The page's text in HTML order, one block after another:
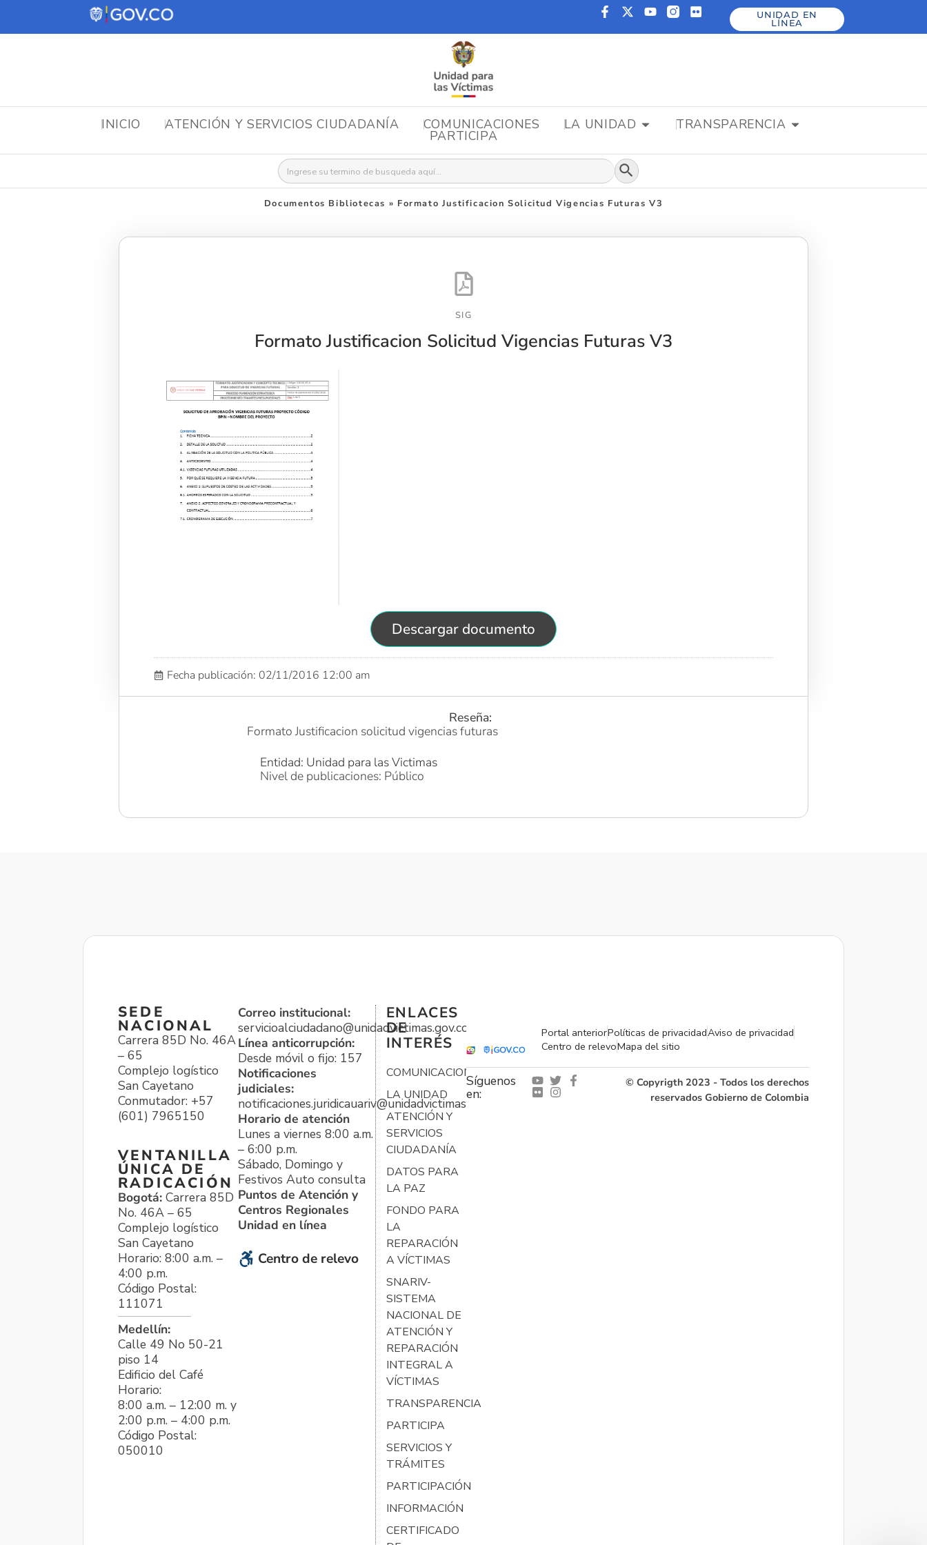
UNIDAD EN
LÍNEA
INICIO ATENCIÓN Y SERVICIOS CIUDADANÍA COMUNICACIONES LA UNIDAD TRANSPARENCIA
PARTICIPA
Buscar: Botón de búsqueda
Documentos Bibliotecas » Formato Justificacion Solicitud Vigencias Futuras V3
SIG
Formato Justificacion Solicitud Vigencias Futuras V3
Descargar documento
Fecha publicación: 02/11/2016 12:00 am
Reseña:
Formato Justificacion solicitud vigencias futuras
Entidad: Unidad para las Victimas
Nivel de publicaciones: Público
SEDE
NACIONAL
Carrera 85D No. 46A
– 65
Complejo logístico
San Cayetano
Conmutador: +57
(601) 7965150
VENTANILLA
ÚNICA DE
RADICACIÓN
Bogotá: Carrera 85D
No. 46A – 65
Complejo logístico
San Cayetano
Horario: 8:00 a.m. –
4:00 p.m.
Código Postal:
111071
Medellín:
Calle 49 No 50-21
piso 14
Edificio del Café
Horario:
8:00 a.m. – 12:00 m. y
2:00 p.m. – 4:00 p.m.
Código Postal:
050010
Correo institucional:
servicioalciudadano@unidadvictimas.gov.co
Línea anticorrupción:
Desde móvil o fijo: 157
Notificaciones
judiciales:
notificaciones.juridicauariv@unidadvictimas.gov.co
Horario de atención
Lunes a viernes 8:00 a.m.
– 6:00 p.m.
Sábado, Domingo y
Festivos Auto consulta
Puntos de Atención y
Centros Regionales
Unidad en línea
Centro de relevo
ENLACES
DE
INTERÉS
COMUNICACIONES
LA UNIDAD
ATENCIÓN Y
SERVICIOS
CIUDADANÍA
DATOS PARA
LA PAZ
FONDO PARA
LA
REPARACIÓN
A VÍCTIMAS
SNARIV-
SISTEMA
NACIONAL DE
ATENCIÓN Y
REPARACIÓN
INTEGRAL A
VÍCTIMAS
TRANSPARENCIA
PARTICIPA
SERVICIOS Y
TRÁMITES
PARTICIPACIÓN
INFORMACIÓN
CERTIFICADO
Portal anteriorPolíticas de privacidadAviso de privacidad
Centro de relevoMapa del sitio
Síguenos
en:
© Copyrigth 2023 - Todos los derechos
reservados Gobierno de Colombia